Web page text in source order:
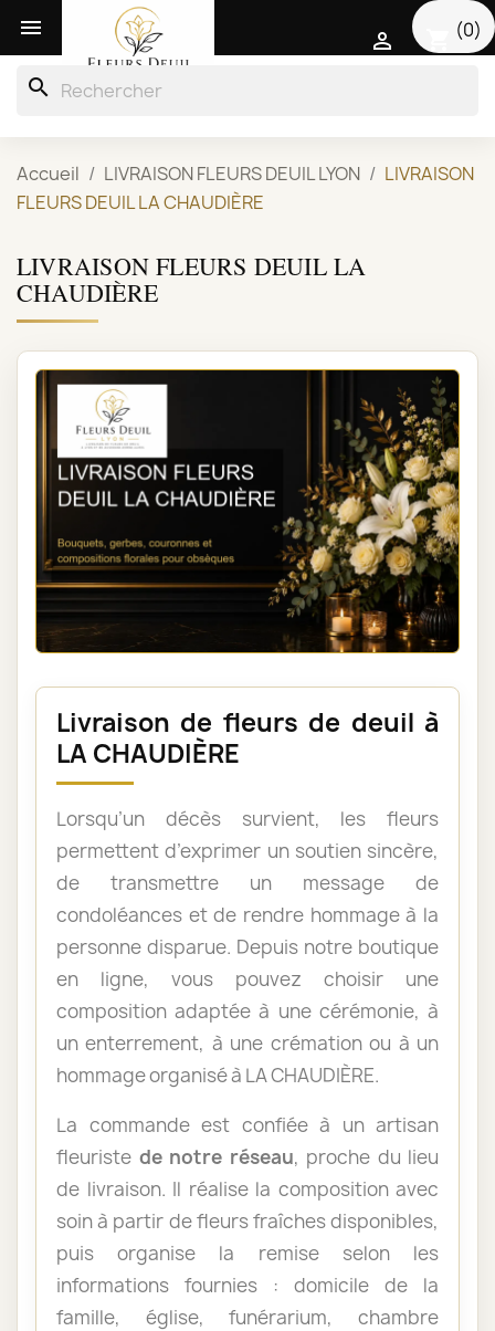
 (0)

search
Accueil LIVRAISON FLEURS DEUIL LYON
LIVRAISON
FLEURS DEUIL LA CHAUDIÈRE
LIVRAISON FLEURS DEUIL LA
CHAUDIÈRE
Livraison de fleurs de deuil à
LA CHAUDIÈRE
Lorsqu’un décès survient, les fleurs
permettent d’exprimer un soutien sincère,
de transmettre un message de
condoléances et de rendre hommage à la
personne disparue. Depuis notre boutique
en ligne, vous pouvez choisir une
composition adaptée à une cérémonie, à
un enterrement, à une crémation ou à un
hommage organisé à LA CHAUDIÈRE.
La commande est confiée à un artisan
fleuriste de notre réseau, proche du lieu
de livraison. Il réalise la composition avec
soin à partir de fleurs fraîches disponibles,
puis organise la remise selon les
informations fournies : domicile de la
famille, église, funérarium, chambre